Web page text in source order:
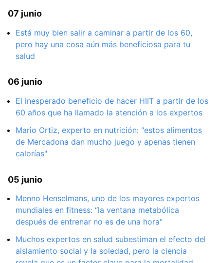
07 junio
Está muy bien salir a caminar a partir de los 60,
pero hay una cosa aún más beneficiosa para tu
salud
06 junio
El inesperado beneficio de hacer HIIT a partir de los
60 años que ha llamado la atención a los expertos
Mario Ortiz, experto en nutrición: "estos alimentos
de Mercadona dan mucho juego y apenas tienen
calorías"
05 junio
Menno Henselmans, uno de los mayores expertos
mundiales en fitness: “la ventana metabólica
después de entrenar no es de una hora"
Muchos expertos en salud subestiman el efecto del
aislamiento social y la soledad, pero la ciencia